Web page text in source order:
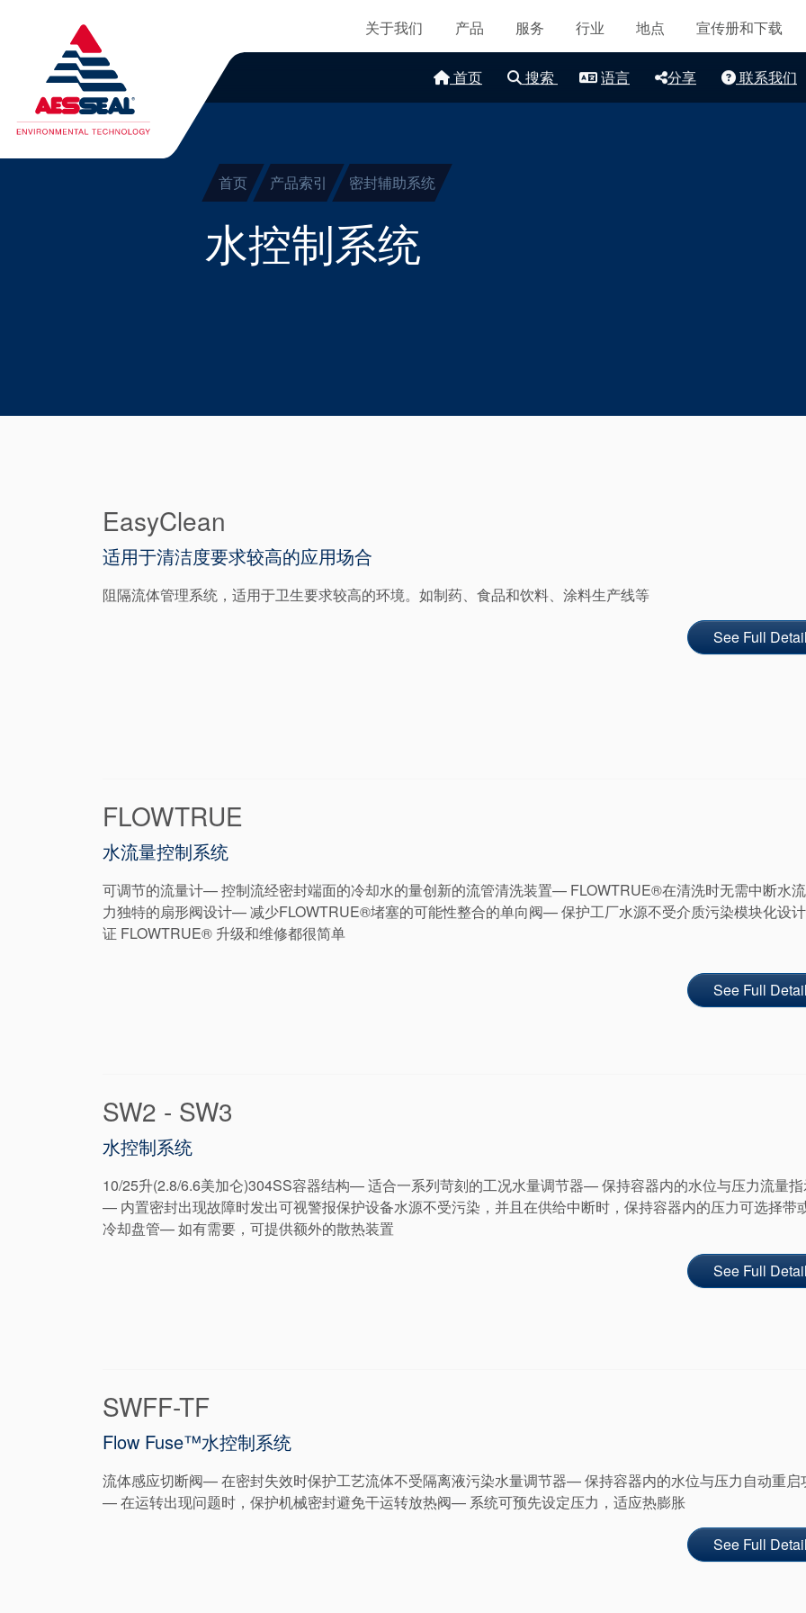
主导航
关于我们 产品 服务 行业 地点 宣传册和下载
集装式机械密封
两部件密封
干气密封
盘根
密封辅助系统
地点
首页 搜索 语言 分享 联系我们
首页 产品索引 密封辅助系统
水控制系统
EasyClean
适用于清洁度要求较高的应用场合
阻隔流体管理系统，适用于卫生要求较高的环境。如制药、食品和饮料、涂料生产线等
See Full
FLOWTRUE
水流量控制系统
可调节的流量计— 控制流经密封端面的冷却水的量创新的流管清洗装置— FLOWTRUE®在清洗时无需中断水
力独特的扇形阀设计— 减少FLOWTRUE®堵塞的可能性整合的单向阀— 保护工厂水源不受介质污染模块化设
证 FLOWTRUE® 升级和维修都很简单
See Full
SW2 - SW3
水控制系统
10/25升(2.8/6.6美加仑)304SS容器结构— 适合一系列苛刻的工况水量调节器— 保持容器内的水位与压力流量
— 内置密封出现故障时发出可视警报保护设备水源不受污染，并且在供给中断时，保持容器内的压力可选择带
冷却盘管— 如有需要，可提供额外的散热装置
See Full
SWFF-TF
Flow Fuse™水控制系统
流体感应切断阀— 在密封失效时保护工艺流体不受隔离液污染水量调节器— 保持容器内的水位与压力自动重启
— 在运转出现问题时，保护机械密封避免干运转放热阀— 系统可预先设定压力，适应热膨胀
See Full